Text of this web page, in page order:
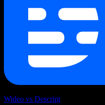
Wideo vs Descript